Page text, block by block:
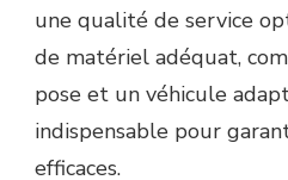
une qualité de service
de matériel adéquat,
pose et un véhicule
indispensable pour
efficaces.